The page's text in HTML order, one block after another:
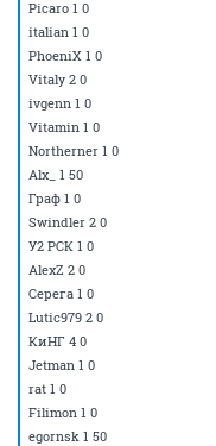
Picaro 1 0
italian 1 0
PhoeniX 1 0
Vitaly 2 0
ivgenn 1 0
Vitamin 1 0
Northerner 1 0
Alx_ 1 50
Граф 1 0
Swindler 2 0
У2 РСК 1 0
AlexZ 2 0
Серега 1 0
Lutic979 2 0
КиНГ 4 0
Jetman 1 0
rat 1 0
Filimon 1 0
egornsk 1 50